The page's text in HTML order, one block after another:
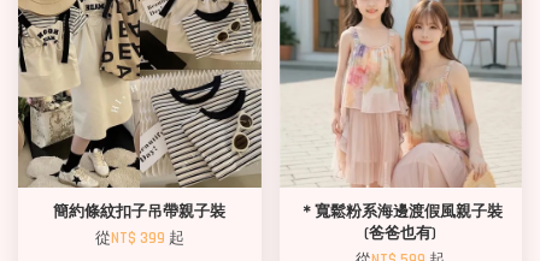
簡約條紋扣子吊帶親子裝
從NT$ 399 起
＊寬鬆粉系海邊渡假風親子裝
(爸爸也有)